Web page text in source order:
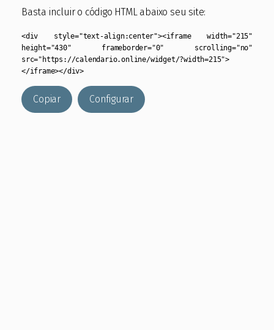
Basta incluir o código HTML abaixo seu site:
<div style="text-align:center"><iframe width="215"
height="430" frameborder="0" scrolling="no"
src="https://calendario.online/widget/?width=215">
</iframe></div>
Copiar Configurar